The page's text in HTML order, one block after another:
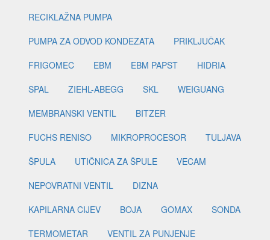
RECIKLAŽNA PUMPA
PUMPA ZA ODVOD KONDEZATA
PRIKLJUČAK
FRIGOMEC
EBM EBM PAPST
HIDRIA
SPAL
ZIEHL-ABEGG SKL
WEIGUANG
MEMBRANSKI VENTIL
BITZER
FUCHS RENISO
MIKROPROCESOR
TULJAVA
ŠPULA
UTIČNICA ZA ŠPULE
VECAM
NEPOVRATNI VENTIL
DIZNA
KAPILARNA CIJEV
BOJA GOMAX
SONDA
TERMOMETAR
VENTIL ZA PUNJENJE